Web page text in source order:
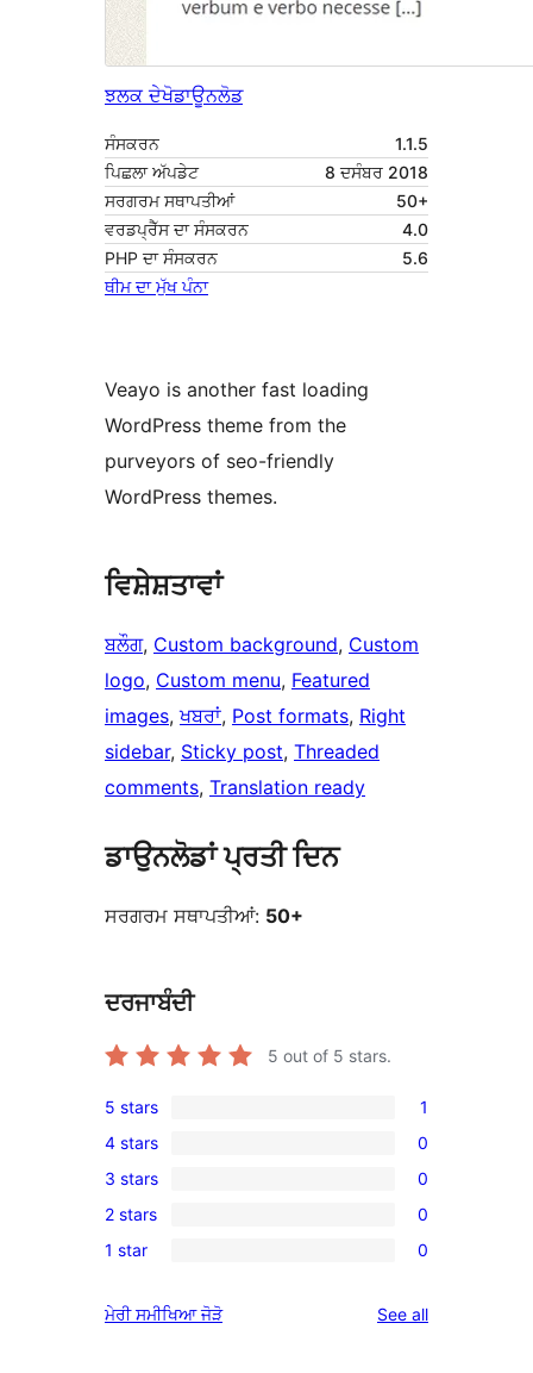
ਝਲਕ ਦੇਖੋਡਾਊਨਲੋਡ
ਸੰਸਕਰਨ
1.1.5
ਪਿਛਲਾ ਅੱਪਡੇਟ
8 ਦਸੰਬਰ 2018
ਸਰਗਰਮ ਸਥਾਪਤੀਆਂ
50+
ਵਰਡਪ੍ਰੈੱਸ ਦਾ ਸੰਸਕਰਨ
4.0
PHP ਦਾ ਸੰਸਕਰਨ
5.6
ਥੀਮ ਦਾ ਮੁੱਖ ਪੰਨਾ
Veayo is another fast loading
WordPress theme from the
purveyors of seo-friendly
WordPress themes.
ਵਿਸ਼ੇਸ਼ਤਾਵਾਂ
ਬਲੌਗ, Custom background, Custom
logo, Custom menu, Featured
images, ਖਬਰਾਂ, Post formats, Right
sidebar, Sticky post, Threaded
comments, Translation ready
ਡਾਉਨਲੋਡਾਂ ਪ੍ਰਤੀ ਦਿਨ
ਸਰਗਰਮ ਸਥਾਪਤੀਆਂ: 50+
ਦਰਜਾਬੰਦੀ
5 out of 5 stars.
1
5-
star
review
5 stars 1
0
4-
star
reviews
4 stars 0
0
3-
star
3 stars 0
0
2-
reviews
2 stars 0
0
star
1 star 0
ਮੇਰੀ ਸਮੀਖਿਆ ਜੋੜੋ See allreviews